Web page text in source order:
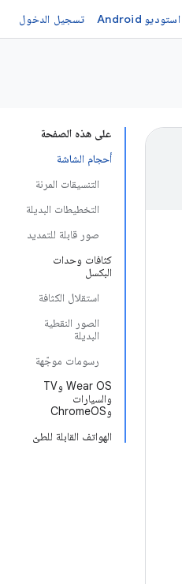
استوديو Android تسجيل الدخول
على هذه الصفحة
أحجام الشاشة
التنسيقات المرنة
التخطيطات البديلة
صور قابلة للتمديد
كثافات وحدات
البكسل
استقلال الكثافة
الصور النقطية
البديلة
رسومات موجّهة
Wear OS وTV
والسيارات
وChromeOS
الهواتف القابلة للطيّ